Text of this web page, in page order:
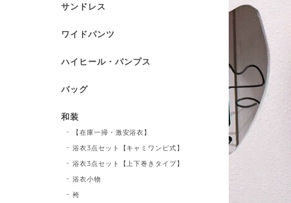
サンドレス
ワイドパンツ
ハイヒール・パンプス
バッグ
和装
【在庫一掃・激安浴衣】
浴衣3点セット【キャミワンピ式】
浴衣3点セット【上下巻きタイプ】
浴衣小物
袴